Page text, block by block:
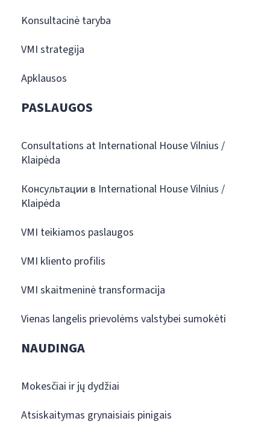
Konsultacinė taryba
VMI strategija
Apklausos
PASLAUGOS
Consultations at International House Vilnius /
Klaipėda
Консультации в International House Vilnius /
Klaipėda
VMI teikiamos paslaugos
VMI kliento profilis
VMI skaitmeninė transformacija
Vienas langelis prievolėms valstybei sumokėti
NAUDINGA
Mokesčiai ir jų dydžiai
Atsiskaitymas grynaisiais pinigais